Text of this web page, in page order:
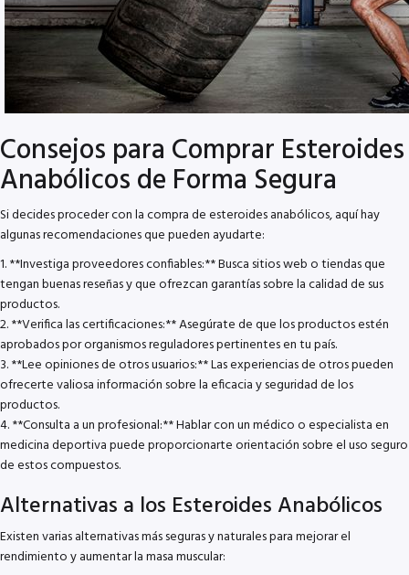
Consejos para Comprar Esteroides
Anabólicos de Forma Segura
Si decides proceder con la compra de esteroides anabólicos, aquí hay
algunas recomendaciones que pueden ayudarte:
1. **Investiga proveedores confiables:** Busca sitios web o tiendas que
tengan buenas reseñas y que ofrezcan garantías sobre la calidad de sus
productos.
2. **Verifica las certificaciones:** Asegúrate de que los productos estén
aprobados por organismos reguladores pertinentes en tu país.
3. **Lee opiniones de otros usuarios:** Las experiencias de otros pueden
ofrecerte valiosa información sobre la eficacia y seguridad de los
productos.
4. **Consulta a un profesional:** Hablar con un médico o especialista en
medicina deportiva puede proporcionarte orientación sobre el uso seguro
de estos compuestos.
Alternativas a los Esteroides Anabólicos
Existen varias alternativas más seguras y naturales para mejorar el
rendimiento y aumentar la masa muscular: